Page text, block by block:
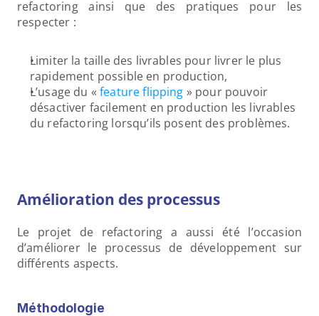
refactoring ainsi que des pratiques pour les
respecter :
Limiter la taille des livrables pour livrer le plus
rapidement possible en production,
L’usage du « feature flipping » pour pouvoir
désactiver facilement en production les livrables
du refactoring lorsqu’ils posent des problèmes.
Amélioration des processus
Le projet de refactoring a aussi été l’occasion
d’améliorer le processus de développement sur
différents aspects.
Méthodologie